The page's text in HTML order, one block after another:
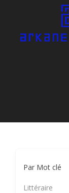
Par Mot clé
Littéraire